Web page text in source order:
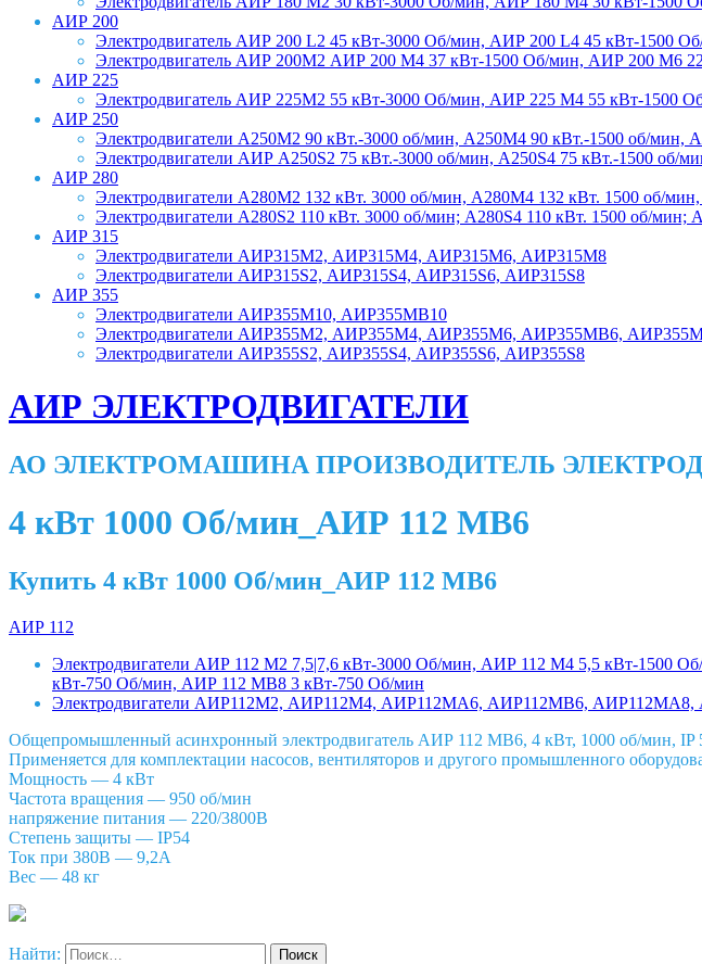
АИР 200
Электродвигатель АИР 200 L2 45 кВт-3000 Об/мин, АИР 200 L4 45 кВт-1500
Электродвигатель АИР 200М2 АИР 200 М4 37 кВт-1500 Об/мин, АИР 200 М6
АИР 225
Электродвигатель АИР 225М2 55 кВт-3000 Об/мин, АИР 225 М4 55 кВт-
АИР 250
Электродвигатели A250M2 90 кВт.-3000 об/мин, A250M4 90 кВт.-1500 об/мин,
Электродвигатели АИР А250S2 75 кВт.-3000 об/мин, A250S4 75 кВт.-1500 об/
АИР 280
Электродвигатели A280M2 132 кВт. 3000 об/мин, A280M4 132 кВт. 1500 об/
Электродвигатели A280S2 110 кВт. 3000 об/мин; A280S4 110 кВт. 1500 об/
АИР 315
Электродвигатели АИР315M2, АИР315M4, АИР315M6, АИР315M8
Электродвигатели АИР315S2, АИР315S4, АИР315S6, АИР315S8
АИР 355
Электродвигатели АИР355M10, АИР355MB10
Электродвигатели АИР355M2, АИР355M4, АИР355M6, АИР355MB6,
Электродвигатели АИР355S2, АИР355S4, АИР355S6, АИР355S8
АИР ЭЛЕКТРОДВИГАТЕЛИ
АО ЭЛЕКТРОМАШИНА ПРОИЗВОДИТЕЛЬ
4 кВт 1000 Об/мин_АИР 112 МВ6
Купить 4 кВт 1000 Об/мин_АИР 112 МВ6
АИР 112
Электродвигатели АИР 112 М2 7,5|7,6 кВт-3000 Об/мин, АИР 112 М4 5,5 кВт-
кВт-750 Об/мин, АИР 112 МВ8 3 кВт-750 Об/мин
Электродвигатели АИР112М2, АИР112М4, АИР112МА6, АИР112МВ6,
Общепромышленный асинхронный электродвигатель АИР 112 MB6, 4 кВт, 1000 об/мин, IP
Применяется для комплектации насосов, вентиляторов и другого промышленного
Мощность — 4 кВт
Частота вращения — 950 об/мин
напряжение питания — 220/3800В
Степень защиты — IP54
Ток при 380В — 9,2А
Вес — 48 кг
Найти: